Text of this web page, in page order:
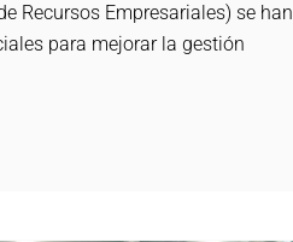
Recursos Empresariales) se han
para mejorar la gestión